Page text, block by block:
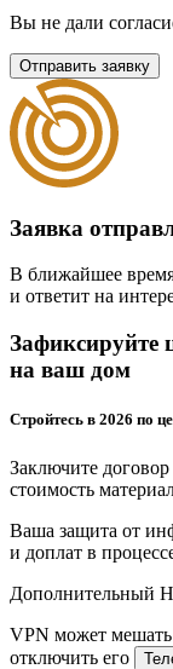
Вы не дали
Отправить заявку
Заявка
В ближайшее
и ответит на
Зафиксируйте
на ваш дом
Стройтесь в 2026 по
Заключите договор
стоимость
Ваша защита от
и доплат в
Дополнительный
VPN может мешать
отключить его